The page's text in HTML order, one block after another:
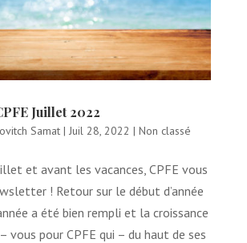
Juillet 2022
Samat| Juil 28, 2022 | Non classé
et avant les vacances, CPFE vous
! Retour sur le début d’année
a été bien rempli et la croissance
vous pour CPFE qui – du haut de ses